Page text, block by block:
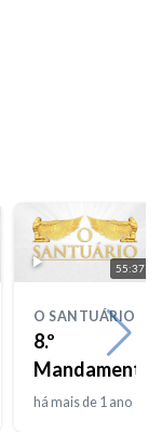
55:37
O SANTUÁRIO
8.º
Mandamento
há mais de 1 ano